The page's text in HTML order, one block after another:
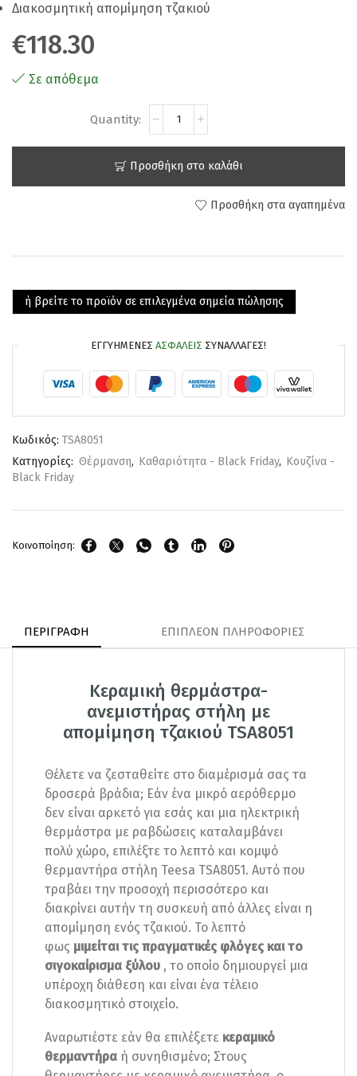
Διακοσμητική απομίμηση τζακιού
€118.30
Σε απόθεμα
Προσθήκη στο καλάθι
Προσθήκη στα αγαπημένα
ή βρείτε το προϊόν σε επιλεγμένα σημεία πώλησης
ΕΓΓΥΗΜΈΝΕΣ ΑΣΦΑΛΕΊΣ ΣΥΝΑΛΛΑΓΈΣ!
Κωδικός: TSA8051
Κατηγορίες: Θέρμανση, Καθαριότητα - Black Friday, Κουζίνα -
Black Friday
Κοινοποίηση:
ΠΕΡΙΓΡΑΦΉ ΕΠΙΠΛΈΟΝ ΠΛΗΡΟΦΟΡΊΕΣ
Κεραμική θερμάστρα-
ανεμιστήρας στήλη με
απομίμηση τζακιού TSA8051
Θέλετε να ζεσταθείτε στο διαμέρισμά σας τα
δροσερά βράδια; Εάν ένα μικρό αερόθερμο
δεν είναι αρκετό για εσάς και μια ηλεκτρική
θερμάστρα με ραβδώσεις καταλαμβάνει
πολύ χώρο, επιλέξτε το λεπτό και κομψό
θερμαντήρα στήλη Teesa TSA8051. Αυτό που
τραβάει την προσοχή περισσότερο και
διακρίνει αυτήν τη συσκευή από άλλες είναι η
απομίμηση ενός τζακιού. Το λεπτό
φως μιμείται τις πραγματικές φλόγες και το
σιγοκαίρισμα ξύλου , το οποίο δημιουργεί μια
υπέροχη διάθεση και είναι ένα τέλειο
διακοσμητικό στοιχείο.
Αναρωτιέστε εάν θα επιλέξετε κεραμικό
θερμαντήρα ή συνηθισμένο; Στους